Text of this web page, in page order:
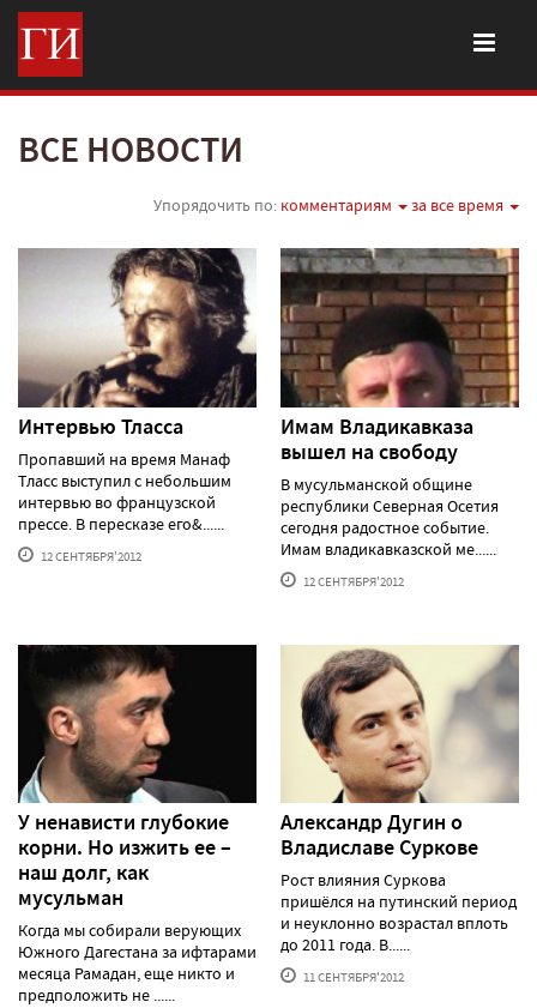
ВСЕ НОВОСТИ
Упорядочить по: комментариям за все время
Интервью Тласса
Пропавший на время Манаф
Тласс выступил с небольшим
интервью во французской
прессе. В пересказе его&......
12 СЕНТЯБРЯ'2012
Имам Владикавказа
вышел на свободу
В мусульманской общине
республики Северная Осетия
сегодня радостное событие.
Имам владикавказской ме......
12 СЕНТЯБРЯ'2012
У ненависти глубокие
корни. Но изжить ее –
наш долг, как
мусульман
Когда мы собирали верующих
Южного Дагестана за ифтарами
месяца Рамадан, еще никто и
предположить не ......
Александр Дугин о
Владиславе Суркове
Рост влияния Суркова
пришёлся на путинский период
и неуклонно возрастал вплоть
до 2011 года. В......
11 СЕНТЯБРЯ'2012